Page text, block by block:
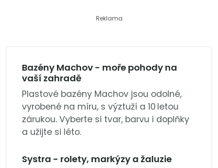
Reklama
Bazény Machov - moře pohody na
vaší zahradě
Plastové bazény Machov jsou odolné,
vyrobené na míru, s výztuží a 10 letou
zárukou. Vyberte si tvar, barvu i doplňky
a užijte si léto.
Systra - rolety, markýzy a žaluzie